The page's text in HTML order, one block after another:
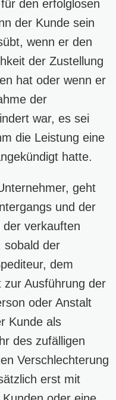
den erfolglosen
der Kunde sein
wenn er den
der Zustellung
hat oder wenn er
der
war, es sei
die Leistung eine
hatte.
geht
und der
der verkauften
sobald der
dem
Ausführung der
oder Anstalt
Kunde als
des zufälligen
Verschlechterung
erst mit